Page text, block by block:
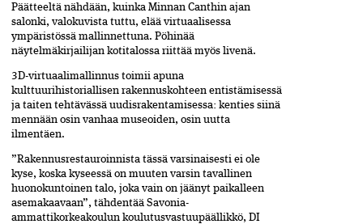
Päätteeltä nähdään, kuinka Minnan Canthin ajan
salonki, valokuvista tuttu, elää virtuaalisessa
ympäristössä mallinnettuna. Pöhinää
näytelmäkirjailijan kotitalossa riittää myös livenä.
3D-virtuaalimallinnus toimii apuna
kulttuurihistoriallisen rakennuskohteen entistämisessä
ja taiten tehtävässä uudisrakentamisessa: kenties siinä
mennään osin vanhaa museoiden, osin uutta
ilmentäen.
”Rakennusrestauroinnista tässä varsinaisesti ei ole
kyse, koska kyseessä on muuten varsin tavallinen
huonokuntoinen talo, joka vain on jäänyt paikalleen
asemakaavaan”, tähdentää Savonia-
ammattikorkeakoulun koulutusvastuupäällikkö, DI